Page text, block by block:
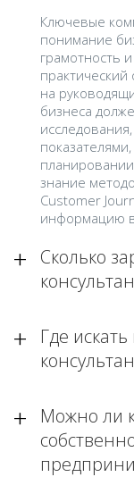
Ключевые
понимание
грамотность
на
бизнеса
знание
Customer
информацию
Сколько
Где
Можно ли